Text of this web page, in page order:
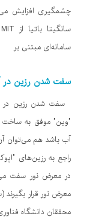
چشمگیری افزایش
سامانه‌ای مبتنی بر
سفت شدن رزین در
سفت شدن رزین در
"وین" موفق به ساخت
آب باشد هم می‌توان
راجع به رزین‌های
در معرض نور سفت
معرض نور قرار
محققان دانشگاه